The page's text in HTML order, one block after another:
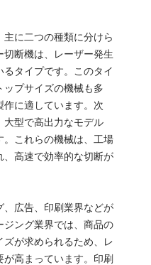
に二つの種類に分けら
断機は、レーザー発生
タイプです。このタイ
プサイズの機械も多
作に適しています。次
大型で高出力なモデル
。これらの機械は、工場
、高速で効率的な切断が
、広告、印刷業界などが
ング業界では、商品の
が求められるため、レ
が高まっています。印刷